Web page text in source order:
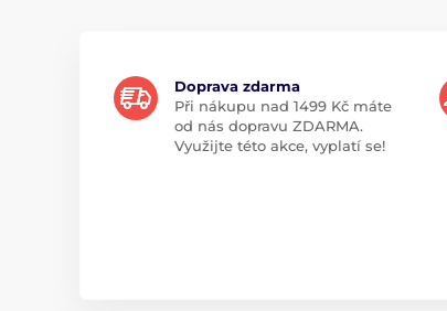
Doprava zdarma
Při nákupu nad 1499 Kč máte
od nás dopravu ZDARMA.
Využijte této akce, vyplatí se!